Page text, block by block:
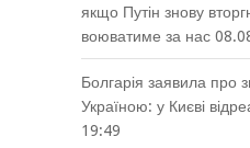
якщо Путін знову
воюватиме за нас
Болгарія заявила про
Україною: у Києві
19:49